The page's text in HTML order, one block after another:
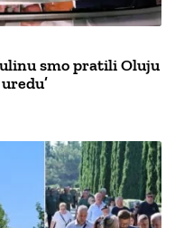
smo pratili Oluju